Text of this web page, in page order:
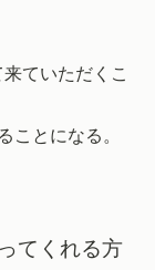
ていただくこ
ことになる。
てくれる方